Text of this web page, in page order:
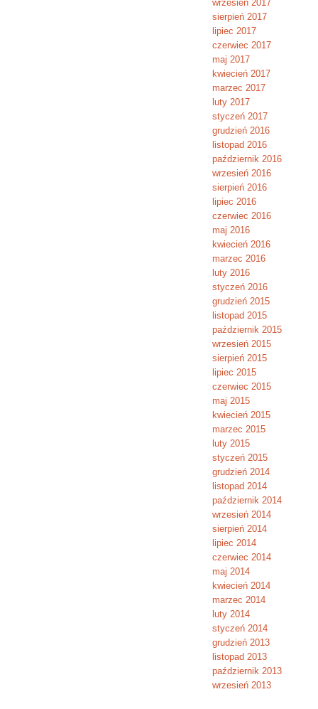
wrzesień 2017
sierpień 2017
lipiec 2017
czerwiec 2017
maj 2017
kwiecień 2017
marzec 2017
luty 2017
styczeń 2017
grudzień 2016
listopad 2016
październik 2016
wrzesień 2016
sierpień 2016
lipiec 2016
czerwiec 2016
maj 2016
kwiecień 2016
marzec 2016
luty 2016
styczeń 2016
grudzień 2015
listopad 2015
październik 2015
wrzesień 2015
sierpień 2015
lipiec 2015
czerwiec 2015
maj 2015
kwiecień 2015
marzec 2015
luty 2015
styczeń 2015
grudzień 2014
listopad 2014
październik 2014
wrzesień 2014
sierpień 2014
lipiec 2014
czerwiec 2014
maj 2014
kwiecień 2014
marzec 2014
luty 2014
styczeń 2014
grudzień 2013
listopad 2013
październik 2013
wrzesień 2013